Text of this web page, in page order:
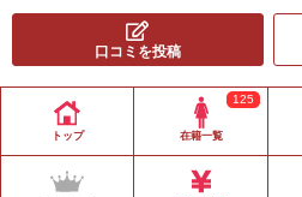
口コミを投稿
トップ 在籍一覧
125